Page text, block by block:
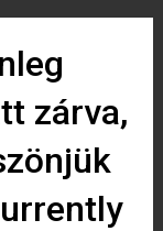
zárva,